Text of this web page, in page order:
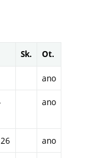
Sk. Ot.
ano
ano
ano